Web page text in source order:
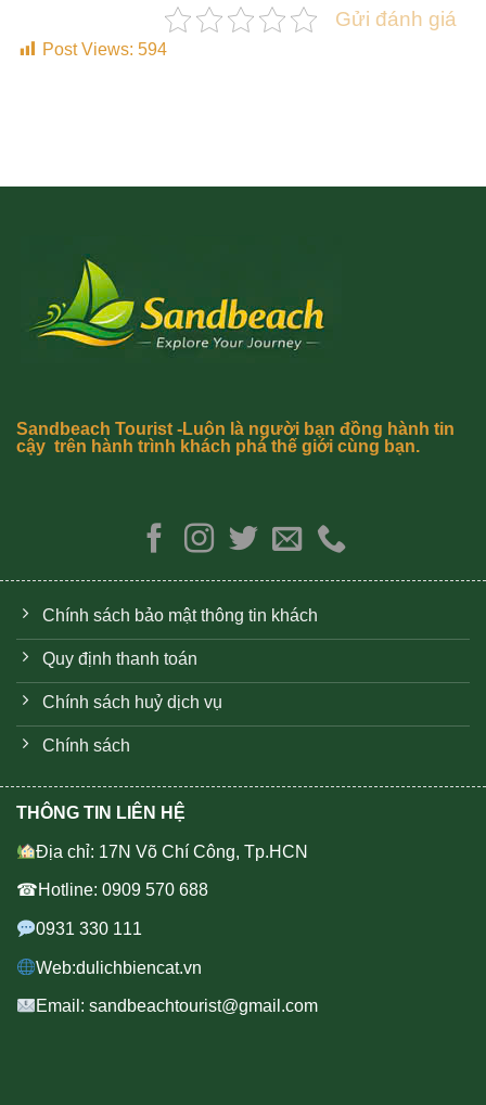
Gửi đánh giá
Post Views: 594
Sandbeach Tourist -Luôn là người bạn đồng hành tin
cậy trên hành trình khách phá thế giới cùng bạn.
Chính sách bảo mật thông tin khách
Quy định thanh toán
Chính sách huỷ dịch vụ
Chính sách
THÔNG TIN LIÊN HỆ
Địa chỉ: 17N Võ Chí Công, Tp.HCN
☎Hotline: 0909 570 688
0931 330 111
Web:dulichbiencat.vn
Email: sandbeachtourist@gmail.com